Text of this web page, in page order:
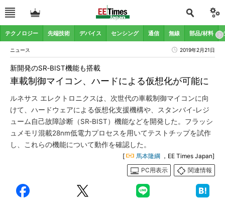
テクノロジー 先端技術 デバイス センシング 通信 無線 部品/材料
ニュース 2019年2月21日
車載制御マイコン、ハードによる仮想化が可能に
新開発のSR‐BIST機能も搭載
ルネサス エレクトロニクスは、次世代の車載制御マイコンに向
けて、ハードウェアによる仮想化支援機構や、スタンバイ‐レジ
ューム自己故障診断（SR‐BIST）機能などを開発した。フラッシ
ュメモリ混載28nm低電力プロセスを用いてテストチップを試作
し、これらの機能について動作を確認した。
[ 馬本隆綱 ，EE Times Japan]
PC用表示
関連情報